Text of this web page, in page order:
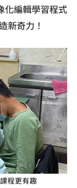
化編輯學習程式
新奇力！
程更有趣